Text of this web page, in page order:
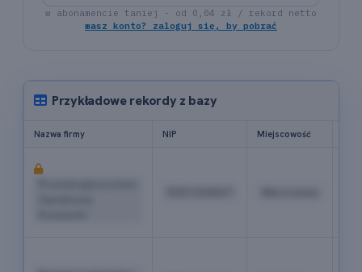
w abonamencie taniej - od 0,04 zł / rekord netto
masz konto? zaloguj się, by pobrać
Przykładowe rekordy z bazy
Nazwa firmy NIP Miejscowość